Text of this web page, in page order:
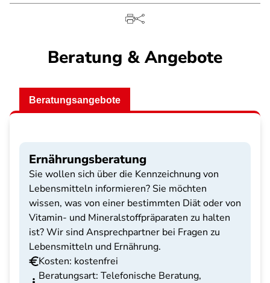
Beratung & Angebote
Beratungsangebote
Ernährungsberatung
Sie wollen sich über die Kennzeichnung von
Lebensmitteln informieren? Sie möchten
wissen, was von einer bestimmten Diät oder von
Vitamin- und Mineralstoffpräparaten zu halten
ist? Wir sind Ansprechpartner bei Fragen zu
Lebensmitteln und Ernährung.
Kosten: kostenfrei
Beratungsart: Telefonische Beratung,